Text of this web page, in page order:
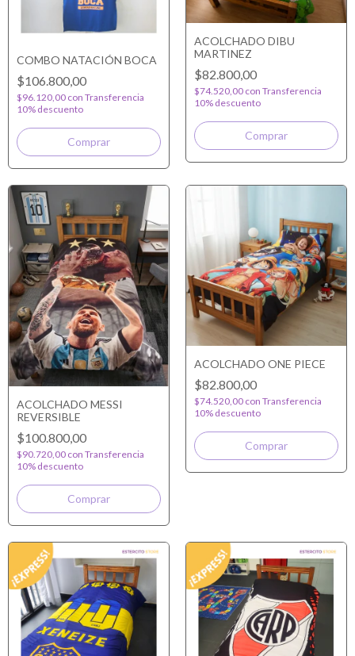
COMBO NATACIÓN BOCA
$106.800,00
$96.120,00 con Transferencia
10% descuento
ACOLCHADO DIBU
MARTINEZ
$82.800,00
$74.520,00 con Transferencia
10% descuento
ACOLCHADO MESSI
REVERSIBLE
$100.800,00
$90.720,00 con Transferencia
10% descuento
ACOLCHADO ONE PIECE
$82.800,00
$74.520,00 con Transferencia
10% descuento